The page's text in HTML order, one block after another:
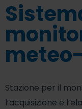
Stazione per il
l’acquisizione e